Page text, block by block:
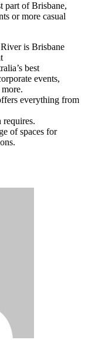
part of Brisbane,
or more casual
is Brisbane
best
events,
everything from
of spaces for